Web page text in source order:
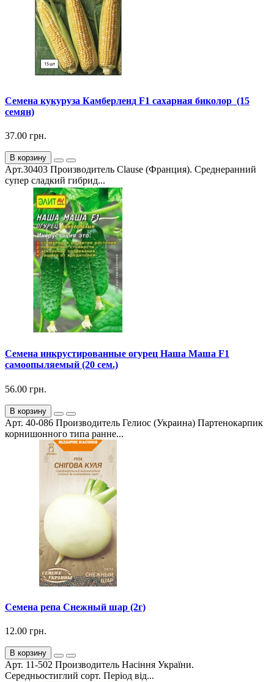
Семена кукуруза Камберленд F1 сахарная биколор (15
семян)
37.00 грн.
В корзину
Арт.30403 Производитель Clause (Франция). Среднеранний
супер сладкий гибрид...
Семена инкрустированные огурец Наша Маша F1
самоопыляемый (20 сем.)
56.00 грн.
В корзину
Арт. 40-086 Производитель Гелиос (Украина) Партенокарпик
корнишонного типа ранне...
Семена репа Снежный шар (2г)
12.00 грн.
В корзину
Арт. 11-502 Производитель Насіння України.
Середньостиглий сорт. Період від...